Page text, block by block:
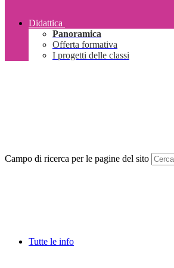
Didattica
Panoramica
Offerta formativa
I progetti delle classi
Campo di ricerca per le pagine del sito
Tutte le info